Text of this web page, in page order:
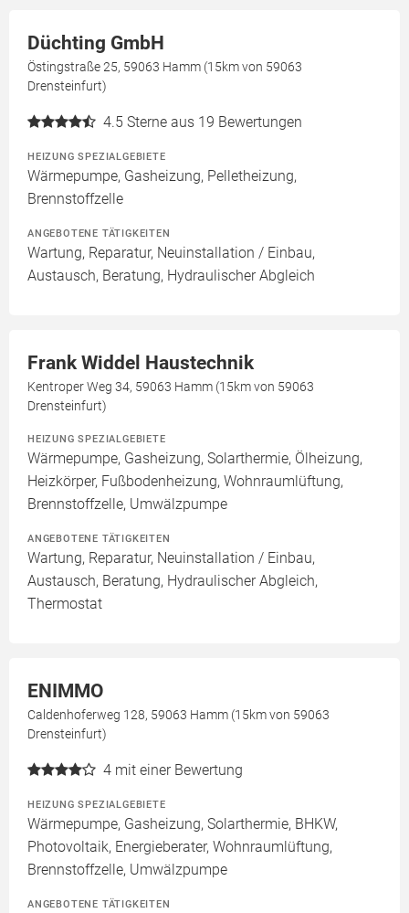
Düchting GmbH
Östingstraße 25, 59063 Hamm (15km von 59063
Drensteinfurt)
4.5 Sterne aus 19 Bewertungen
HEIZUNG SPEZIALGEBIETE
Wärmepumpe, Gasheizung, Pelletheizung,
Brennstoffzelle
ANGEBOTENE TÄTIGKEITEN
Wartung, Reparatur, Neuinstallation / Einbau,
Austausch, Beratung, Hydraulischer Abgleich
Frank Widdel Haustechnik
Kentroper Weg 34, 59063 Hamm (15km von 59063
Drensteinfurt)
HEIZUNG SPEZIALGEBIETE
Wärmepumpe, Gasheizung, Solarthermie, Ölheizung,
Heizkörper, Fußbodenheizung, Wohnraumlüftung,
Brennstoffzelle, Umwälzpumpe
ANGEBOTENE TÄTIGKEITEN
Wartung, Reparatur, Neuinstallation / Einbau,
Austausch, Beratung, Hydraulischer Abgleich,
Thermostat
ENIMMO
Caldenhoferweg 128, 59063 Hamm (15km von 59063
Drensteinfurt)
4 mit einer Bewertung
HEIZUNG SPEZIALGEBIETE
Wärmepumpe, Gasheizung, Solarthermie, BHKW,
Photovoltaik, Energieberater, Wohnraumlüftung,
Brennstoffzelle, Umwälzpumpe
ANGEBOTENE TÄTIGKEITEN